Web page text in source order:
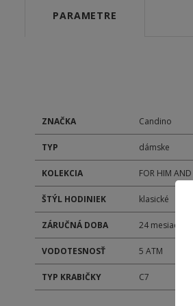
PARAMETRE
ZNAČKA Candino
TYP dámske
KOLEKCIA FOR HIM AND
ŠTÝL HODINIEK klasické
ZÁRUČNÁ DOBA 24 mesiacov
VODOTESNOSŤ 5 ATM
TYP KRABIČKY C7